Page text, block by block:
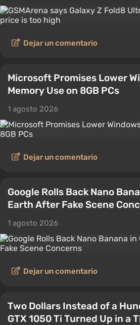
Dejar un comentario
Microsoft Promises Lower
Memory Use on 8GB PCs
1 agosto 2026
Dejar un comentario
Google Rolls Back Nano
Earth After Fake Scene
1 agosto 2026
Dejar un comentario
Two Dollars Instead of a
GTX 1050 Ti Turned Up in a